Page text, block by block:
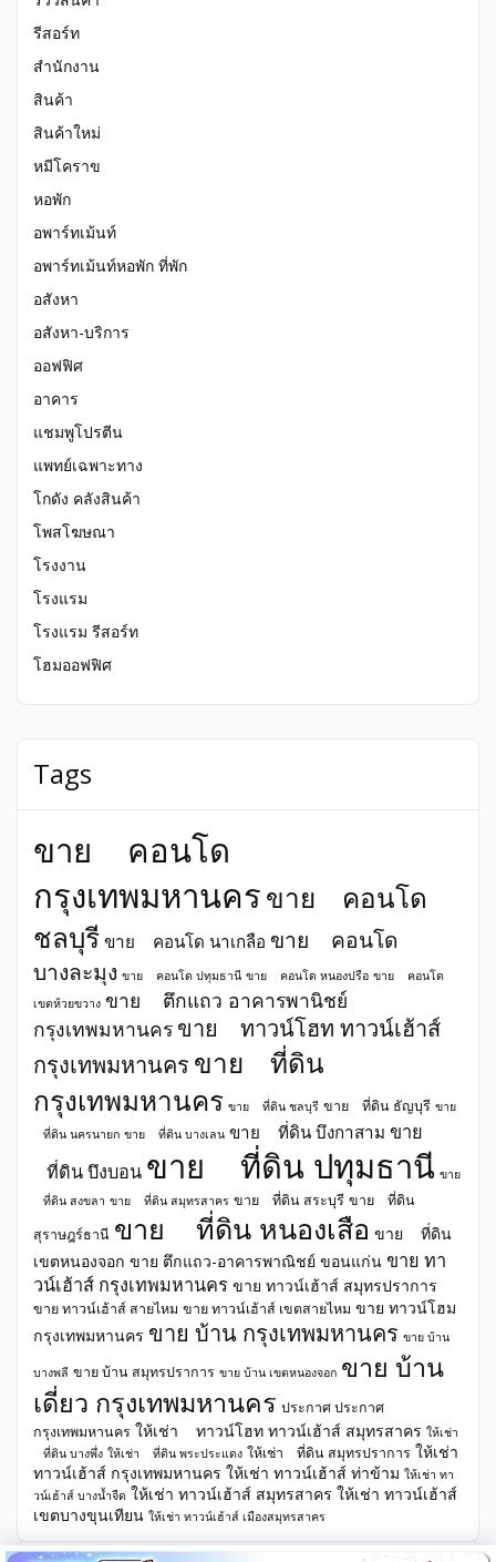
รีสอร์ท
สำนักงาน
สินค้า
สินค้าใหม่
หมีโคราข
หอพัก
อพาร์ทเม้นท์
อพาร์ทเม้นท์หอพัก ที่พัก
อสังหา
อสังหา-บริการ
ออฟฟิศ
อาคาร
แชมพูโปรตีน
แพทย์เฉพาะทาง
โกดัง คลังสินค้า
โพสโฆษณา
โรงงาน
โรงแรม
โรงแรม รีสอร์ท
โฮมออฟฟิศ
Tags
ขาย คอนโด
กรุงเทพมหานครขาย คอนโด
ชลบุรี ขาย คอนโด นาเกลือ ขาย คอนโด
บางละมุง ขาย คอนโด ปทุมธานี ขาย คอนโด หนองปรือ ขาย คอนโด
เขตห้วยขวาง ขาย ตึกแถว อาคารพานิชย์
กรุงเทพมหานคร ขาย ทาวน์โฮท ทาวน์เฮ้าส์
กรุงเทพมหานคร ขาย ที่ดิน
กรุงเทพมหานคร ขาย ที่ดิน ชลบุรี ขาย ที่ดิน ธัญบุรี ขาย
ที่ดิน นครนายก ขาย ที่ดิน บางเลน ขาย ที่ดิน บึงกาสาม ขาย
ที่ดิน บึงบอน ขาย ที่ดิน ปทุมธานี ขาย
ที่ดิน สงขลา ขาย ที่ดิน สมุทรสาคร ขาย ที่ดิน สระบุรี ขาย ที่ดิน
สุราษฎร์ธานี ขาย ที่ดิน หนองเสือ ขาย ที่ดิน
เขตหนองจอก ขาย ตึกแถว-อาคารพาณิชย์ ขอนแก่น ขาย ทา
วน์เฮ้าส์ กรุงเทพมหานคร ขาย ทาวน์เฮ้าส์ สมุทรปราการ
ขาย ทาวน์เฮ้าส์ สายไหม ขาย ทาวน์เฮ้าส์ เขตสายไหม ขาย ทาวน์โฮม
กรุงเทพมหานคร ขาย บ้าน กรุงเทพมหานคร ขาย บ้าน
บางพลี ขาย บ้าน สมุทรปราการ ขาย บ้าน เขตหนองจอก ขาย บ้าน
เดี่ยว กรุงเทพมหานคร ประกาศ ประกาศ
กรุงเทพมหานคร ให้เช่า ทาวน์โฮท ทาวน์เฮ้าส์ สมุทรสาคร ให้เช่า
ที่ดิน บางพึ่ง ให้เช่า ที่ดิน พระประแดง ให้เช่า ที่ดิน สมุทรปราการ ให้เช่า
ทาวน์เฮ้าส์ กรุงเทพมหานคร ให้เช่า ทาวน์เฮ้าส์ ท่าข้าม ให้เช่า ทา
วน์เฮ้าส์ บางน้ำจืด ให้เช่า ทาวน์เฮ้าส์ สมุทรสาคร ให้เช่า ทาวน์เฮ้าส์
เขตบางขุนเทียน ให้เช่า ทาวน์เฮ้าส์ เมืองสมุทรสาคร